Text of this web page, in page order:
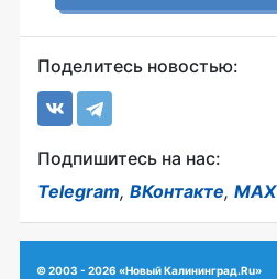
Поделитесь новостью:
Подпишитесь на нас:
Telegram, ВКонтакте, MAX
© 2003 - 2026 «Новый Калининград.Ru»